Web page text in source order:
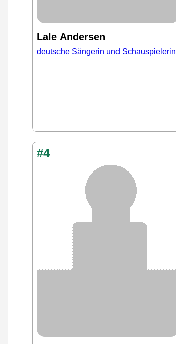
Lale Andersen
deutsche Sängerin und Schauspielerin
#4